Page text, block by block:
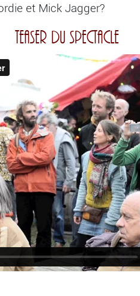
et Mick Jagger?
Teaser du spectacle